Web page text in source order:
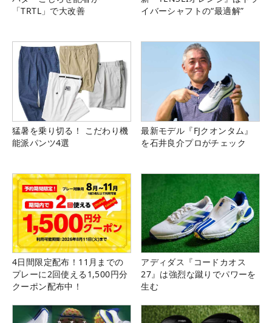
「TRTL」で大改善
イバーシャフトの“最適解”
猛暑を乗り切る！ こだわり機
能派パンツ4選
最新モデル『FJクオンタム』
を石井良介プロがチェック
4日間限定配布！11月までの
プレーに2回使える1,500円分
クーポン配布中！
アディダス『コードカオス
27』は強烈な蹴りでパワーを
生む